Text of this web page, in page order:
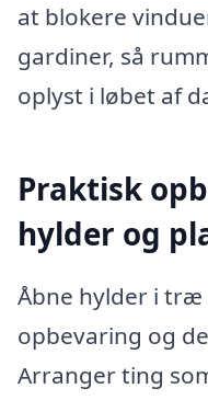
at blokere
gardiner, så
oplyst i løbet af
Praktisk
hylder og
Åbne hylder i træ
opbevaring og
Arranger ting